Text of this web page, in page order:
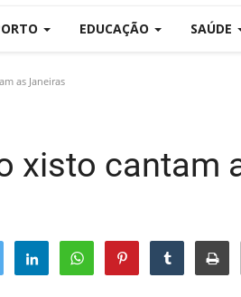
EDUCAÇÃO SAÚDE
as Janeiras
xisto cantam